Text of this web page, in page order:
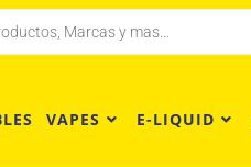
VAPES E-LIQUID